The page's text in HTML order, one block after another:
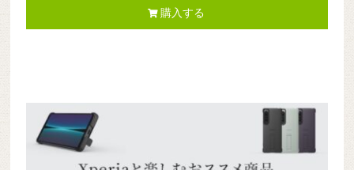
購入する